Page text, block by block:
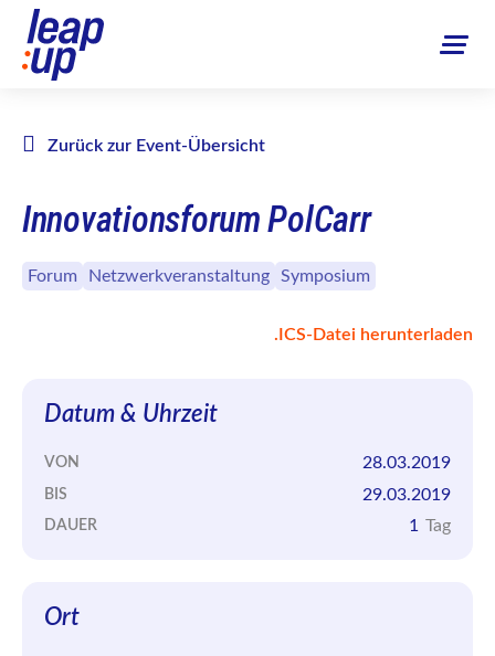
Zurück zur Event-Übersicht
Innovationsforum PolCarr
Forum Netzwerkveranstaltung Symposium
.ICS-Datei herunterladen
Datum & Uhrzeit
VON 28.03.2019
BIS 29.03.2019
DAUER 1 Tag
Ort